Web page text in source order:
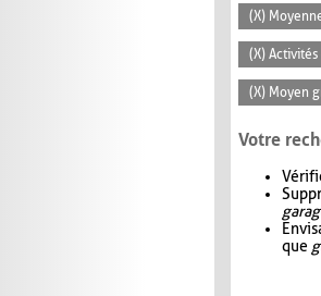
(X)
(X)
(X) Moyen
Votre
que